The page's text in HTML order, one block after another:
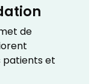
de
et